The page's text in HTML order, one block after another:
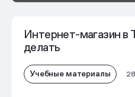
Интернет-магазин в
делать
Учебные материалы